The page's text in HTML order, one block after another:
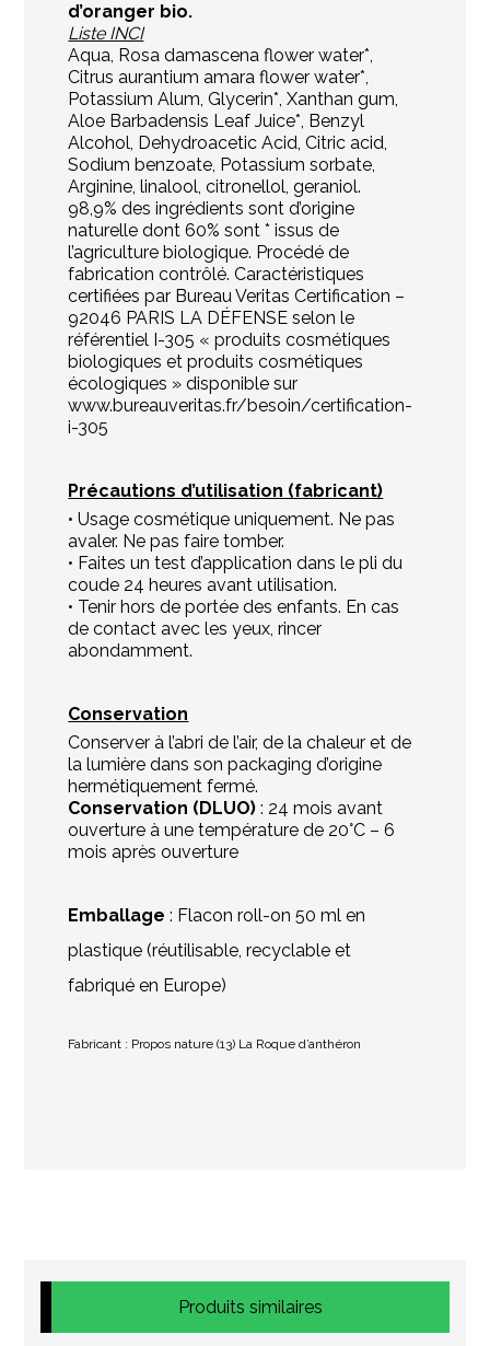
d’oranger bio.
Liste INCI
Aqua, Rosa damascena flower water*,
Citrus aurantium amara flower water*,
Potassium Alum, Glycerin*, Xanthan gum,
Aloe Barbadensis Leaf Juice*, Benzyl
Alcohol, Dehydroacetic Acid, Citric acid,
Sodium benzoate, Potassium sorbate,
Arginine, linalool, citronellol, geraniol.
98,9% des ingrédients sont d’origine
naturelle dont 60% sont * issus de
l’agriculture biologique. Procédé de
fabrication contrôlé. Caractéristiques
certifiées par Bureau Veritas Certification –
92046 PARIS LA DÉFENSE selon le
référentiel I-305 « produits cosmétiques
biologiques et produits cosmétiques
écologiques » disponible sur
www.bureauveritas.fr/besoin/certification-
i-305
Précautions d’utilisation (fabricant)
• Usage cosmétique uniquement. Ne pas
avaler. Ne pas faire tomber.
• Faites un test d’application dans le pli du
coude 24 heures avant utilisation.
• Tenir hors de portée des enfants. En cas
de contact avec les yeux, rincer
abondamment.
Conservation
Conserver à l’abri de l’air, de la chaleur et de
la lumière dans son packaging d’origine
hermétiquement fermé.
Conservation (DLUO) : 24 mois avant
ouverture à une température de 20°C – 6
mois après ouverture
Emballage : Flacon roll-on 50 ml en
plastique (réutilisable, recyclable et
fabriqué en Europe)
Fabricant : Propos nature (13) La Roque d’anthéron
Produits similaires